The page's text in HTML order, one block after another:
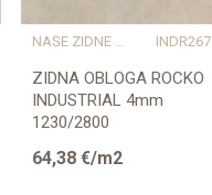
NAŠE ZIDNE OBLOGE PROSTORU DAJU KARAKTER I TOPLINU INDR267
ZIDNA OBLOGA ROCKO
INDUSTRIAL 4mm
1230/2800
64,38 €/m2